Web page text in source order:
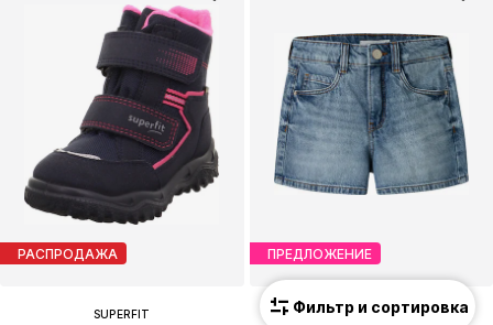
РАСПРОДАЖА
SUPERFIT
ПРЕДЛОЖЕНИЕ
NAME IT
Фильтр и сортировка